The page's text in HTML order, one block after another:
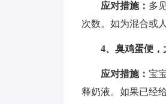
应对措施： 多
次数。如为混合或
4、臭鸡蛋便，
应对措施： 宝
释奶液。如果已经